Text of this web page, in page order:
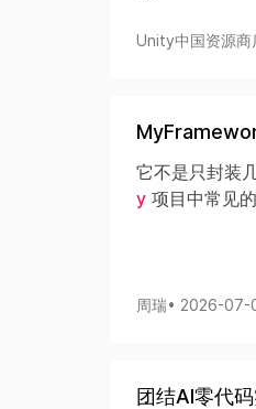
Unity中国资源商
它不是只封装
y 项目中常见
周瑞• 2026-07-
团结AI零代